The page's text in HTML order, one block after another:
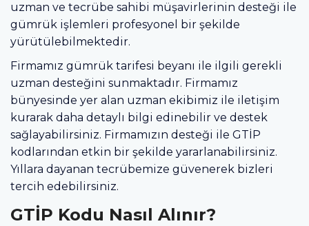
uzman ve tecrübe sahibi müşavirlerinin desteği ile
gümrük işlemleri profesyonel bir şekilde
yürütülebilmektedir.
Firmamız gümrük tarifesi beyanı ile ilgili gerekli
uzman desteğini sunmaktadır. Firmamız
bünyesinde yer alan uzman ekibimiz ile iletişim
kurarak daha detaylı bilgi edinebilir ve destek
sağlayabilirsiniz. Firmamızın desteği ile GTİP
kodlarından etkin bir şekilde yararlanabilirsiniz.
Yıllara dayanan tecrübemize güvenerek bizleri
tercih edebilirsiniz.
GTİP Kodu Nasıl Alınır?